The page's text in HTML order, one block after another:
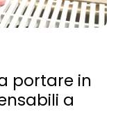
portare in
a